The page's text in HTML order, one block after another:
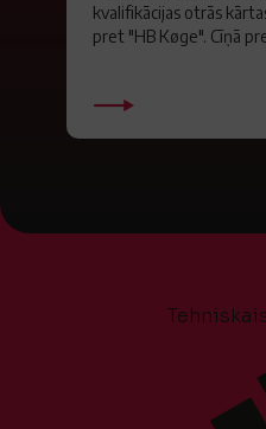
kvalifikācijas otrās
pret "HB Køge". Cīņā